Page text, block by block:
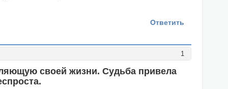
Ответить
1
своей жизни. Судьба привела